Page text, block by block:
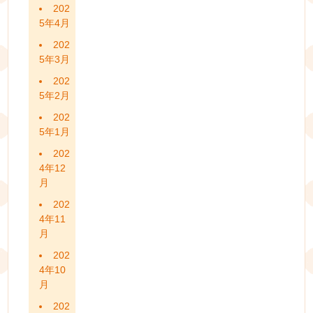
202
5年4月
202
5年3月
202
5年2月
202
5年1月
202
4年12
月
202
4年11
月
202
4年10
月
202